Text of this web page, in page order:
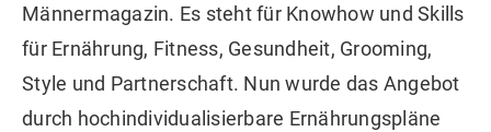
Männermagazin. Es steht für Knowhow und Skills
für Ernährung, Fitness, Gesundheit, Grooming,
Style und Partnerschaft. Nun wurde das Angebot
durch hochindividualisierbare Ernährungspläne